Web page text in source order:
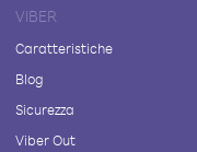
VIBER
Caratteristiche
Blog
Sicurezza
Viber Out